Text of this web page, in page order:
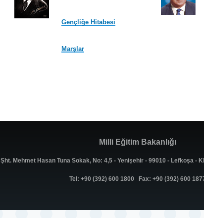
Gençliğe Hitabesi
Marşlar
Milli Eğitim Bakanlığı
Şht. Mehmet Hasan Tuna Sokak, No: 4,5 - Yenişehir - 99010 - Lefkoşa -
Tel: +90 (392) 600 1800 Fax: +90 (392) 600